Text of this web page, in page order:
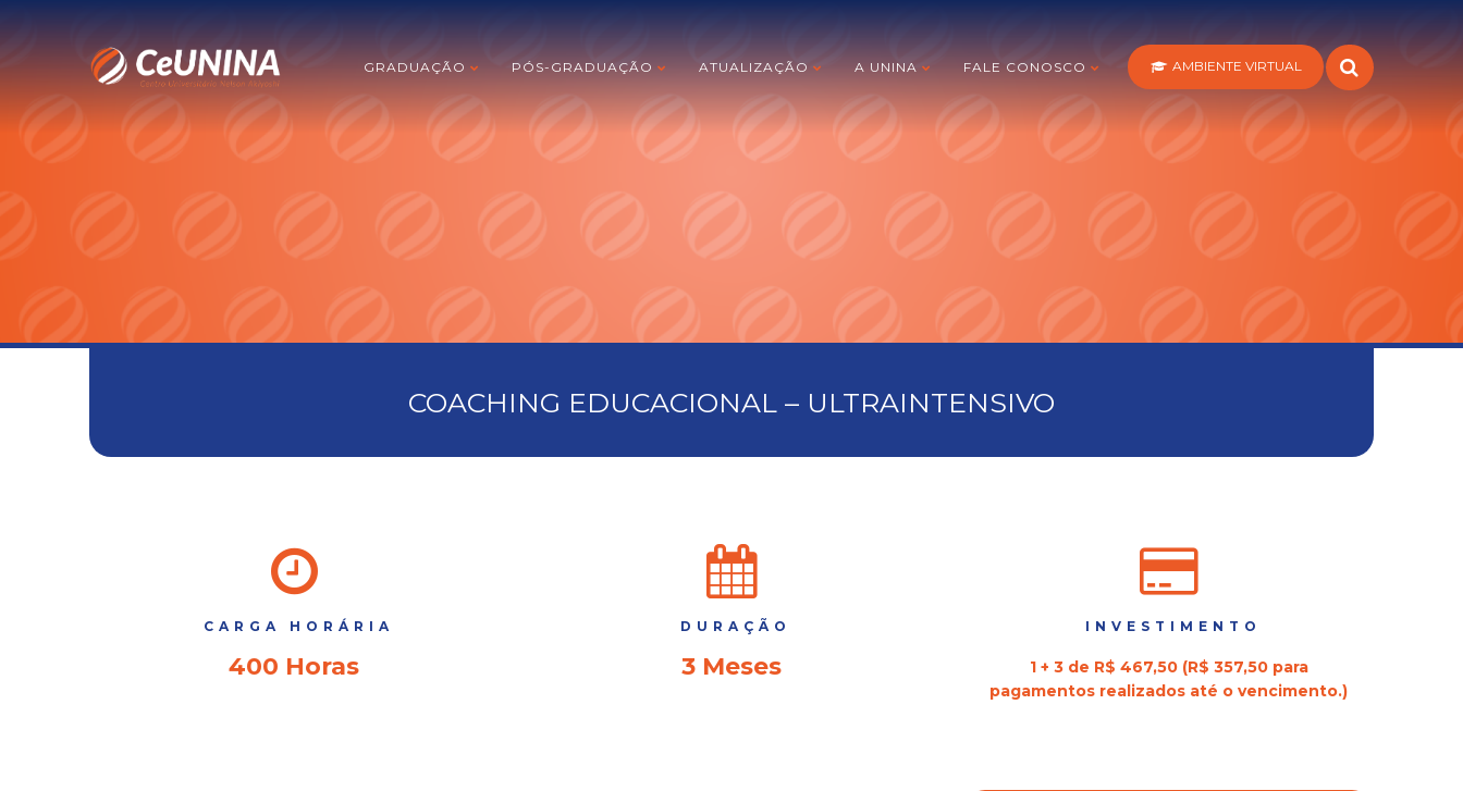
GRADUAÇÃO PÓS-GRADUAÇÃO ATUALIZAÇÃO A UNINA FALE CONOSCO AMBIENTE VIRTUAL
COACHING EDUCACIONAL – ULTRAINTENSIVO
CARGA HORÁRIA
400 Horas
DURAÇÃO
3 Meses
INVESTIMENTO
1 + 3 de R$ 467,50 (R$ 357,50 para
pagamentos realizados até o vencimento.)